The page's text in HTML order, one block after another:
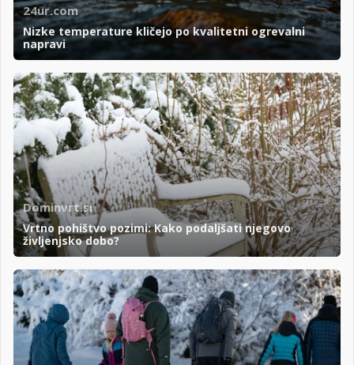
24ur.com
Nizke temperature kličejo po kvalitetni ogrevalni
napravi
Dominvrt.si
Vrtno pohištvo pozimi: Kako podaljšati njegovo
življenjsko dobo?